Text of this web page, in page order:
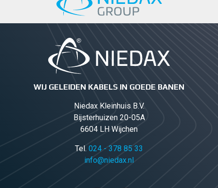
WIJ GELEIDEN KABELS IN GOEDE BANEN
Niedax Kleinhuis B.V.
Bijsterhuizen 20-05A
6604 LH Wijchen
Tel. 024 - 378 85 33
info@niedax.nl